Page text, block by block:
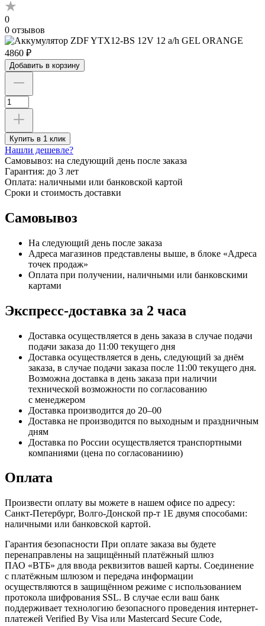
0
0 отзывов
4860 ₽
Добавить в корзину
Купить в 1 клик
Нашли дешевле?
Самовывоз: на следующий день после заказа
Гарантия: до 3 лет
Оплата: наличными или банковской картой
Сроки и стоимость доставки
Самовывоз
На следующий день после заказа
Адреса магазинов представлены выше, в блоке «Адреса
точек продаж»
Оплата при получении, наличными или банковскими
картами
Экспресс-доставка за 2 часa
Доставка осуществляется в день заказа в случае подачи
подачи заказа до 11:00 текущего дня
Доставка осуществляется в день, следующий за днём
заказа, в случае подачи заказа после 11:00 текущего дня.
Возможна доставка в день заказа при наличии
технической возможности по согласованию
с менеджером
Доставка производится до 20–00
Доставка не производится по выходным и праздничным
дням
Доставка по России осуществляется транспортными
компаниями (цена по согласованиию)
Оплата
Произвести оплату вы можете в нашем офисе по адресу:
Санкт-Петербург, Волго-Донской пр-т 1Е двумя способами:
наличными или банковской картой.
Гарантия безопасности При оплате заказа вы будете
перенаправлены на защищённый платёжный шлюз
ПАО «ВТБ» для ввода реквизитов вашей карты. Соединение
с платёжным шлюзом и передача информации
осуществляются в защищённом режиме с использованием
протокола шифрования SSL. В случае если ваш банк
поддерживает технологию безопасного проведения интернет-
платежей Verified By Visa или Mastercard Secure Code,